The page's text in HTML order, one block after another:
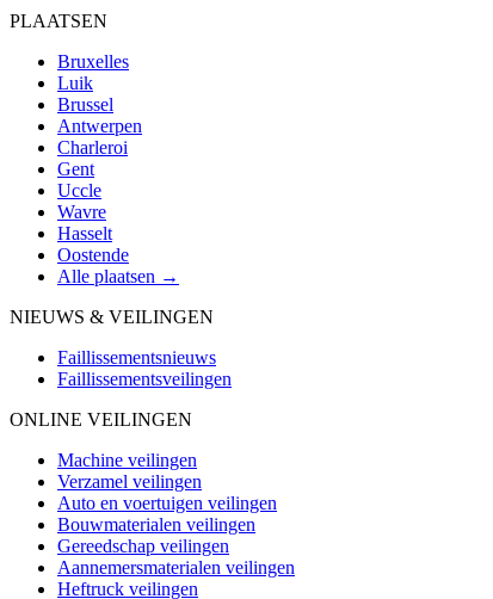
PLAATSEN
Bruxelles
Luik
Brussel
Antwerpen
Charleroi
Gent
Uccle
Wavre
Hasselt
Oostende
Alle plaatsen →
NIEUWS & VEILINGEN
Faillissementsnieuws
Faillissementsveilingen
ONLINE VEILINGEN
Machine veilingen
Verzamel veilingen
Auto en voertuigen veilingen
Bouwmaterialen veilingen
Gereedschap veilingen
Aannemersmaterialen veilingen
Heftruck veilingen